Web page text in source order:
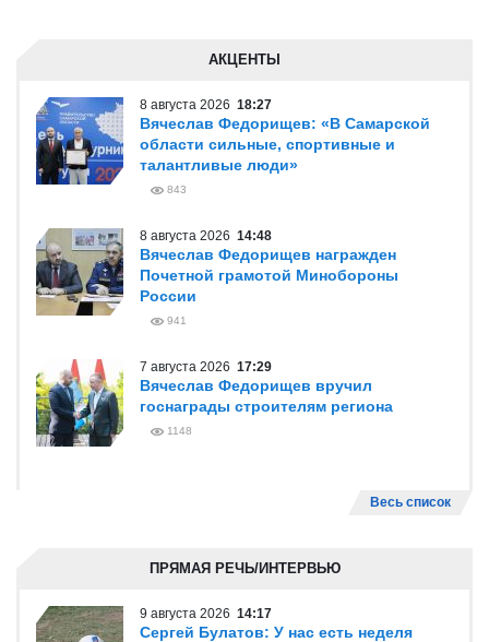
АКЦЕНТЫ
8 августа 2026 18:27
Вячеслав Федорищев: «В Самарской
области сильные, спортивные и
талантливые люди»
843
8 августа 2026 14:48
Вячеслав Федорищев награжден
Почетной грамотой Минобороны
России
941
7 августа 2026 17:29
Вячеслав Федорищев вручил
госнаграды строителям региона
1148
Весь список
ПРЯМАЯ РЕЧЬ/ИНТЕРВЬЮ
9 августа 2026 14:17
Сергей Булатов: У нас есть неделя